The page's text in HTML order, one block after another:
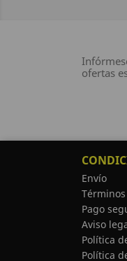
ofertas
Envío
Pago
Aviso
Política
Política